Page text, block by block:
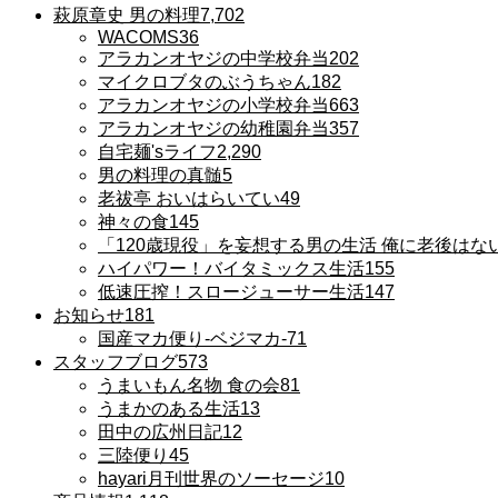
萩原章史 男の料理7,702
WACOMS36
アラカンオヤジの中学校弁当202
マイクロブタのぶうちゃん182
アラカンオヤジの小学校弁当663
アラカンオヤジの幼稚園弁当357
自宅麺'sライフ2,290
男の料理の真髄5
老祓亭 おいはらいてい49
神々の食145
「120歳現役」を妄想する男の生活 俺に老後はな
ハイパワー！バイタミックス生活155
低速圧搾！スロージューサー生活147
お知らせ181
国産マカ便り-ベジマカ-71
スタッフブログ573
うまいもん名物 食の会81
うまかのある生活13
田中の広州日記12
三陸便り 45
hayari月刊世界のソーセージ10